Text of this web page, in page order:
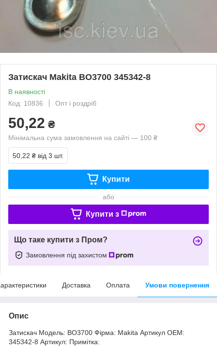
Затискач Makita BO3700 345342-8
В наявності
Код: 10836
Опт і роздріб
50,22 ₴
Мінімальна сума замовлення на сайті — 100 ₴
50,22 ₴ від 3 шт.
Купити
або
Купити з
Що таке купити з Пром?
Замовлення під захистом
Доставка Оплата Умови повернення
Опис
Затискач Модель: BO3700 Фірма: Makita Артикул OEM:
345342-8 Артикул: Примітка: